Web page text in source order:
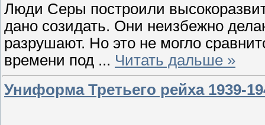
Люди Серы построили
дано созидать. Они неизбежно
разрушают. Но это не могло
времени под ... Читать дальше »
Униформа Третьего рейха 1939-